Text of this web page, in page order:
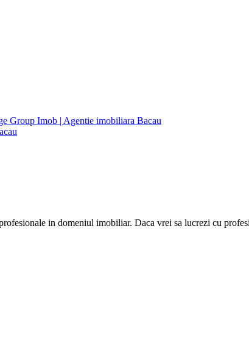
Group Imob | Agentie imobiliara Bacau
in domeniul imobiliar. Daca vrei sa lucrezi cu